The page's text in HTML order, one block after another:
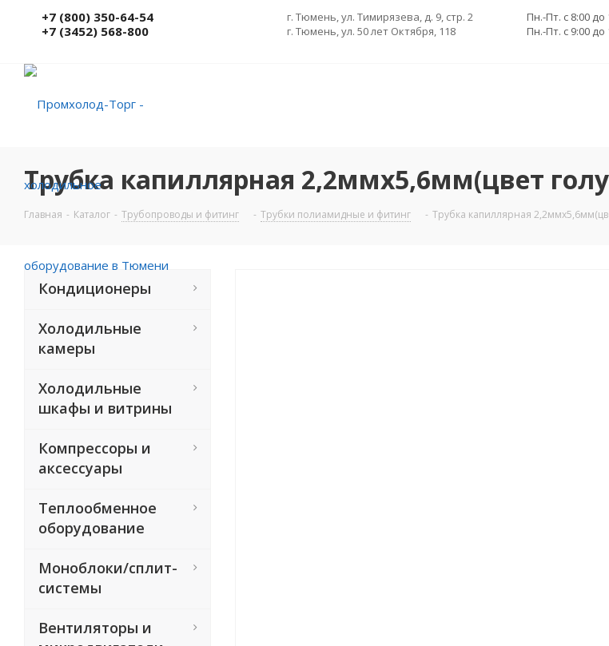
+7 (800) 350-64-54
+7 (3452) 568-800
г. Тюмень, ул. Тимирязева, д. 9, стр. 2
г. Тюмень, ул. 50 лет Октября, 118
Пн.-Пт. с 8:00 до
Пн.-Пт. с 9:00 до
Трубка капиллярная 2,2ммх5,6мм(цвет
Главная - Каталог - Трубопроводы и фитинг - Трубки полиамидные и фитинг - Трубка капиллярная
Кондиционеры
Холодильные
камеры
Холодильные
шкафы и витрины
Компрессоры и
аксессуары
Теплообменное
оборудование
Моноблоки/сплит-
системы
Вентиляторы и